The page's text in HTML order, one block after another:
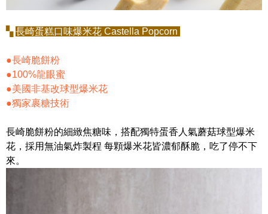
▚長崎蛋糕口味爆米花 Castella Popcorn
●長崎脆餅粉
●100%龍眼蜜
●美國非基改球型爆米花
●獨家裹糖技術
長崎脆餅粉的細緻焦糖味，搭配獨特蛋香人氣蘑菇球型爆米
花，採用無油氣炸製程 每顆爆米花皆濃郁酥脆，吃了停不下
來。